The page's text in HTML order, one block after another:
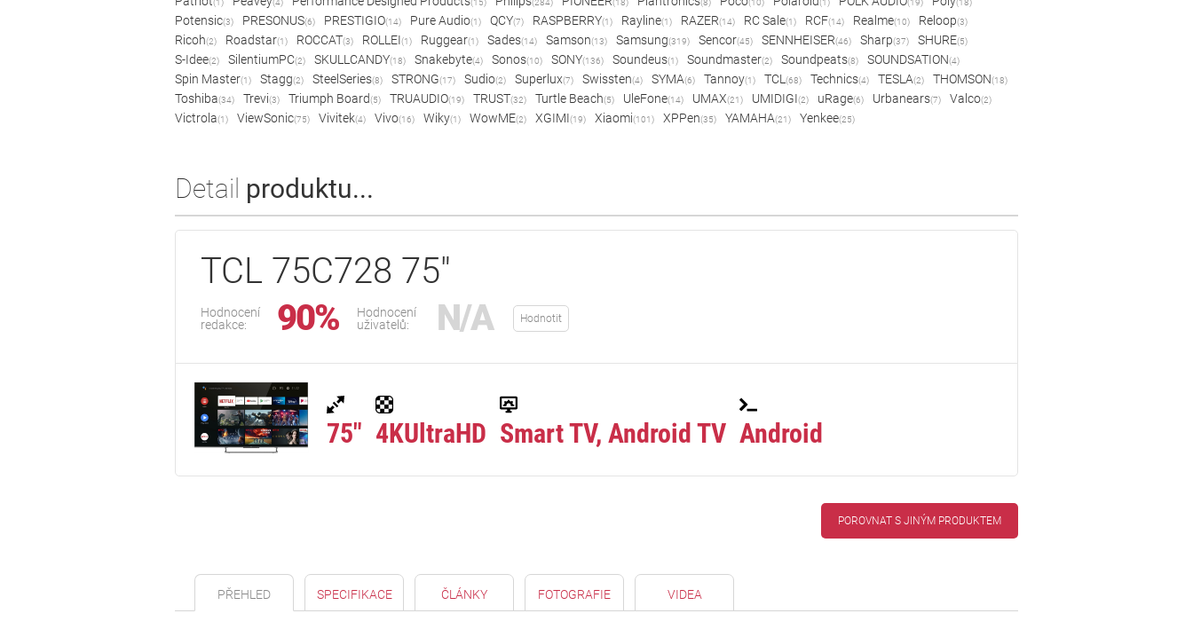
(1) (4) (15) (284) (18) (8) (10) (1) (19) (18)
Potensic(3) PRESONUS(6) PRESTIGIO(14) Pure Audio(1) QCY(7) RASPBERRY(1) Rayline(1) RAZER(14) RC Sale(1) RCF(14) Realme(10) Reloop(3)
Ricoh(2) Roadstar(1) ROCCAT(3) ROLLEI(1) Ruggear(1) Sades(14) Samson(13) Samsung(319) Sencor(45) SENNHEISER(46) Sharp(37) SHURE(5)
S-Idee(2) SilentiumPC(2) SKULLCANDY(18) Snakebyte(4) Sonos(10) SONY(136) Soundeus(1) Soundmaster(2) Soundpeats(8) SOUNDSATION(4)
Spin Master(1) Stagg(2) SteelSeries(8) STRONG(17) Sudio(2) Superlux(7) Swissten(4) SYMA(6) Tannoy(1) TCL(68) Technics(4) TESLA(2) THOMSON(18)
Toshiba(34) Trevi(3) Triumph Board(5) TRUAUDIO(19) TRUST(32) Turtle Beach(5) UleFone(14) UMAX(21) UMIDIGI(2) uRage(6) Urbanears(7) Valco(2)
Victrola(1) ViewSonic(75) Vivitek(4) Vivo(16) Wiky(1) WowME(2) XGIMI(19) Xiaomi(101) XPPen(35) YAMAHA(21) Yenkee(25)
Detail produktu...
TCL 75C728 75"
Hodnocení
redakce:
90%
Hodnocení
uživatelů:
N/A Hodnotit
75" 4KUltraHD Smart TV, Android TV Android
POROVNAT S JINÝM PRODUKTEM
PŘEHLED SPECIFIKACE ČLÁNKY FOTOGRAFIE VIDEA